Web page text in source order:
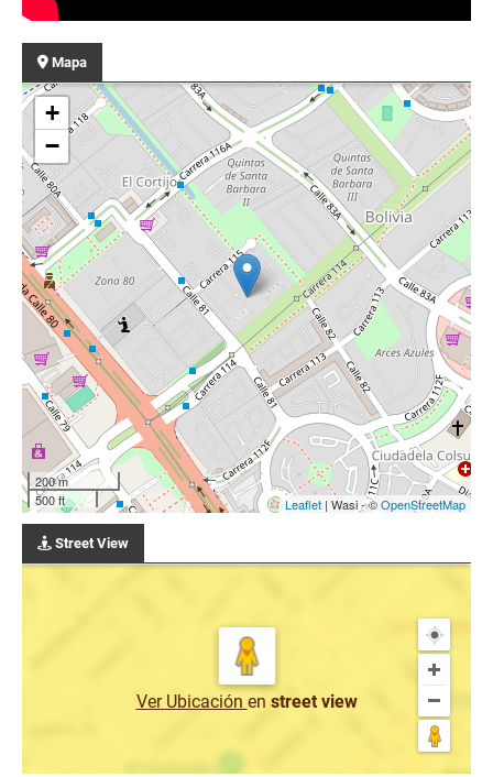
Mapa
+
−
200 m
500 ft
Leaflet | Wasi - ©OpenStreetMap
Street View
Ver Ubicación en street view